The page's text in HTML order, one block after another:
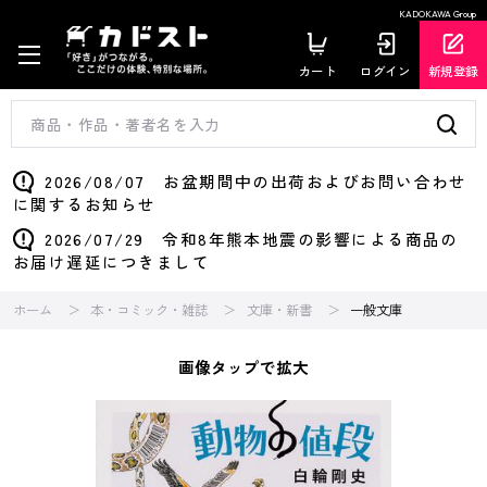
KADOKAWA Group
カート ログイン 新規登録
2026/08/07 お盆期間中の出荷およびお問い合わせ
に関するお知らせ
2026/07/29 令和8年熊本地震の影響による商品の
お届け遅延につきまして
ホーム 本・コミック・雑誌 文庫・新書 一般文庫
画像タップで拡大